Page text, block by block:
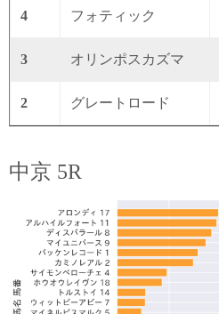
4 フォティック
3 オリンポスカズマ
2 グレートロード
中京 5R